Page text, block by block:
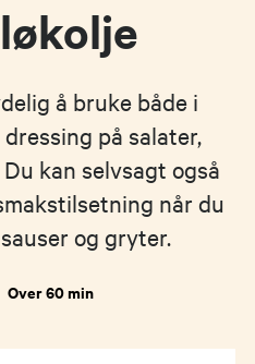
å bruke både i
på salater,
kan selvsagt også
når du
og gryter.
Over 60 min